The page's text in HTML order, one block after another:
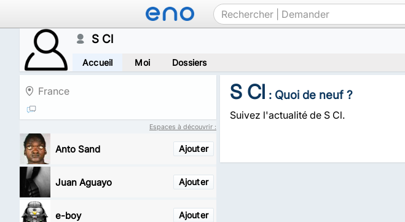
S Cl
Accueil Moi Dossiers
France
Espaces à découvrir :
Ajouter
Anto Sand
Ajouter
Juan Aguayo
Ajouter
e-boy
S Cl : Quoi de neuf ?
Suivez l'actualité de S Cl.